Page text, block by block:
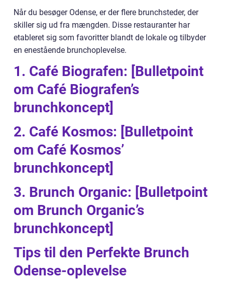
Når du besøger Odense, er der flere brunchsteder, der
skiller sig ud fra mængden. Disse restauranter har
etableret sig som favoritter blandt de lokale og tilbyder
en enestående brunchoplevelse.
1. Café Biografen: [Bulletpoint
om Café Biografen’s
brunchkoncept]
2. Café Kosmos: [Bulletpoint
om Café Kosmos’
brunchkoncept]
3. Brunch Organic: [Bulletpoint
om Brunch Organic’s
brunchkoncept]
Tips til den Perfekte Brunch
Odense-oplevelse